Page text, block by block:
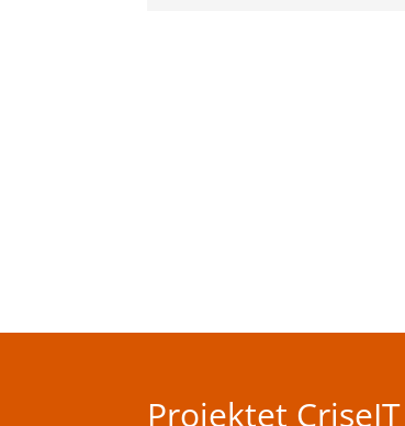
Projektet